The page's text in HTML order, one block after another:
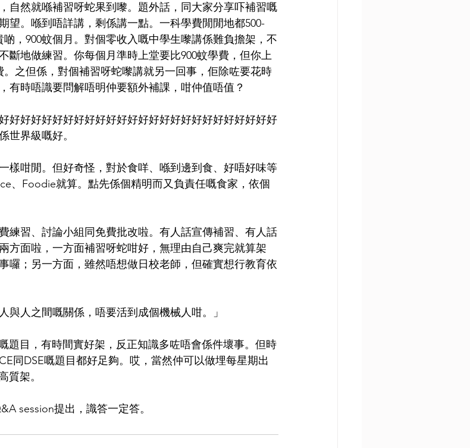
自然就喺補習呀蛇果到嚟。題外話，同大家分享吓補習嘅
望。喺到唔詳講，剩係講一點。一科學費閒閒地都500-
，900蚊個月。對個零收入嘅中學生嚟講係難負擔架，不
斷地做練習。你每個月準時上堂要比900蚊學費，但你上
之但係，對個補習呀蛇嚟講就另一回事，佢除咗要花時
有時唔識要問解唔明仲要額外補課，咁仲值唔值？
好好好好好好好好好好好好好好好好好好好好好好好好好
世界級嘅好。
樣咁閒。但好奇怪，對於食咩、喺到邊到食、好唔好味等
、Foodie就算。點先係個精明而又負責任嘅食家，依個
練習、討論小組同免費批改啦。有人話宣傳補習、有人話
方面啦，一方面補習呀蛇咁好，無理由自己爽完就算架
囉；另一方面，雖然唔想做日校老師，但確實想行教育依
與人之間嘅關係，唔要活到成個機械人咁。」
題目，有時間實好架，反正知識多咗唔會係件壞事。但時
同DSE嘅題目都好足夠。哎，當然仲可以做埋每星期出
質架。
session提出，識答一定答。